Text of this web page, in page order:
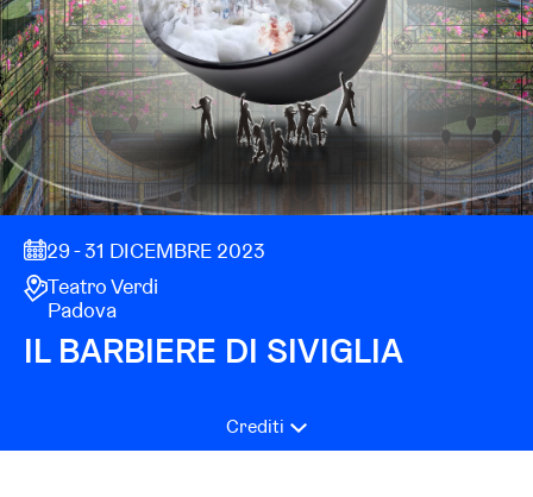
29 - 31 DICEMBRE 2023
Teatro Verdi
Padova
IL BARBIERE DI SIVIGLIA
Crediti